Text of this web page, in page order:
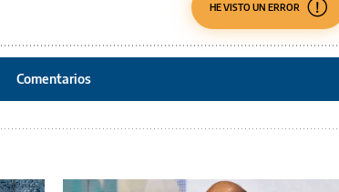
HE VISTO UN ERROR
Comentarios